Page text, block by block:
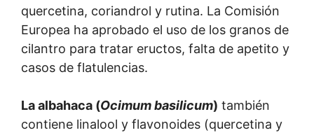
quercetina, coriandrol y rutina. La Comisión
Europea ha aprobado el uso de los granos de
cilantro para tratar eructos, falta de apetito y
casos de flatulencias.
La albahaca (Ocimum basilicum) también
contiene linalool y flavonoides (quercetina y